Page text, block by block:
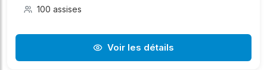
100 assises
Voir les détails